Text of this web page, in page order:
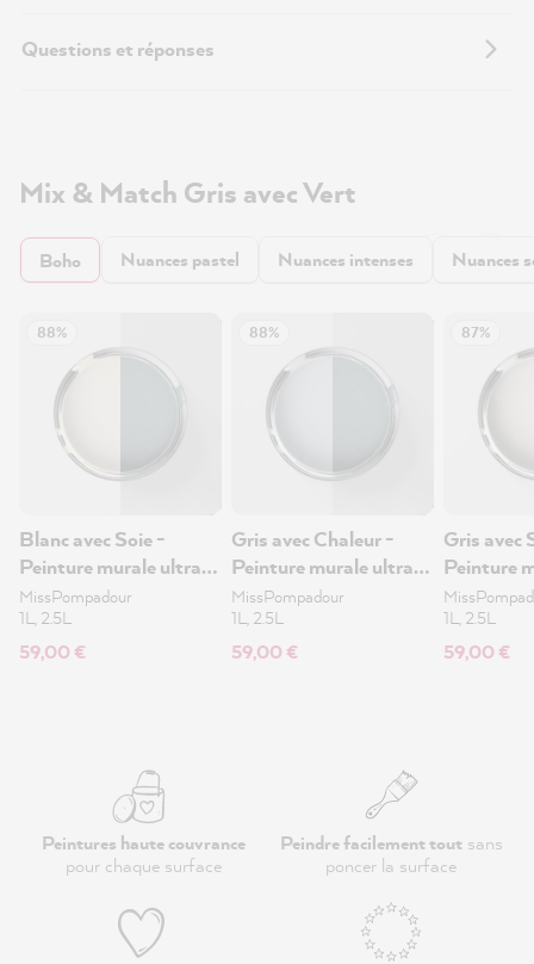
Questions et réponses
Mix & Match Gris avec Vert
Boho Nuances pastel Nuances intenses Nuances
88%
Blanc avec Soie -
Peinture murale ultra-
mate 2.5L
MissPompadour
1L, 2.5L
59,00 €
88%
Gris avec Chaleur -
Peinture murale ultra-
mate 2.5L
MissPompadour
1L, 2.5L
59,00 €
87%
Gris avec
Peinture
mate 2.5L
1L, 2.5L
59,00 €
Peintures haute couvrance
pour chaque surface
Peindre facilement toutsans
poncer la surface